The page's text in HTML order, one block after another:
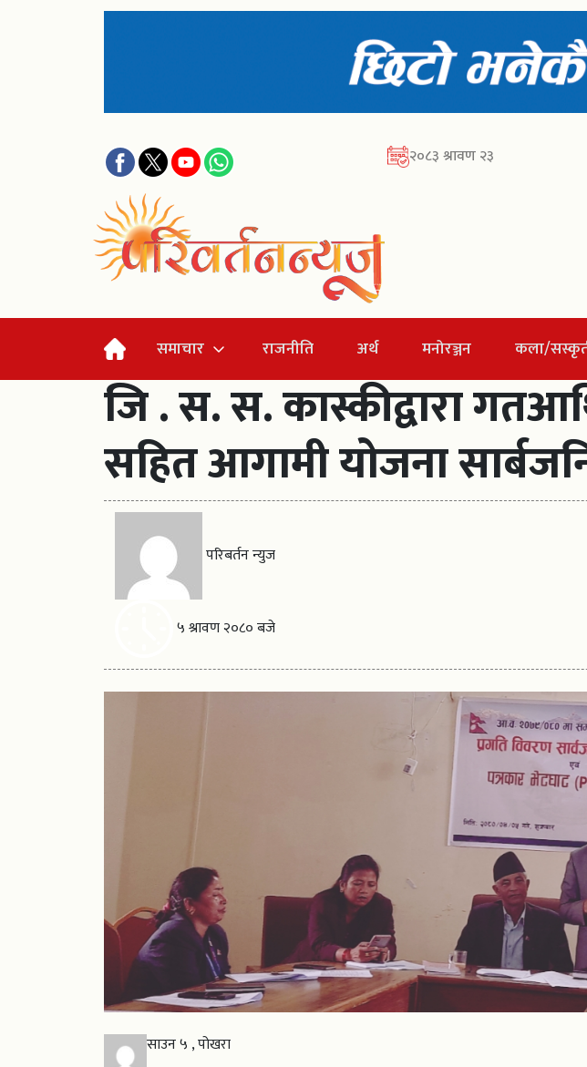
२०८३ श्रावण २३
समाचार राजनीति अर्थ मनोरञ्जन कला/
जि . स. स. कास्कीद्वारा
सहित आगामी योजना
परिबर्तन न्युज
५ श्रावण २०८० बजे
साउन ५ , पोखरा